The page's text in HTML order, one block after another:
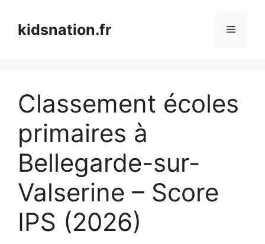
contenukidsnation.fr Menu
Classement écoles
primaires à
Bellegarde-sur-
Valserine – Score
IPS (2026)